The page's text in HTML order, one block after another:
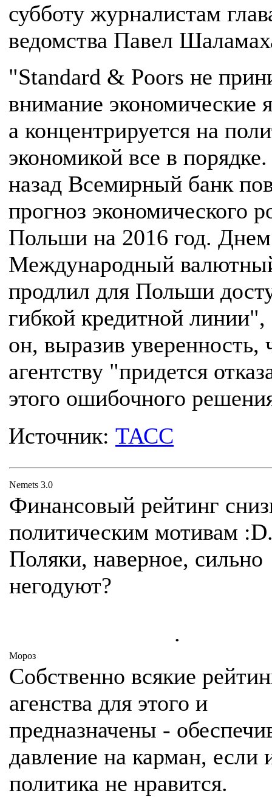
субботу журналистам
ведомства Павел
"Standard & Poors не
внимание экономические
а концентрируется на
экономикой все в
назад Всемирный банк
прогноз экономического
Польши на 2016 год. Днем
Международный
продлил для Польши
гибкой кредитной линии",
он, выразив уверенность,
агентству "придется
этого ошибочного
Источник: ТАСС
Nemets 3.0
Финансовый рейтинг
политическим мотивам
Поляки, наверное, сильно
негодуют?
.
Мороз
Собственно всякие
агенства для этого и
предназначены -
давление на карман, если
политика не нравится.